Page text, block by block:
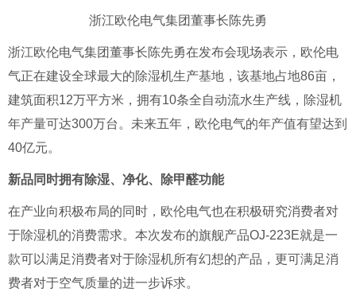
浙江欧伦电气集团董事长陈先勇
浙江欧伦电气集团董事长陈先勇在发布会现场表示，欧伦电
气正在建设全球最大的除湿机生产基地，该基地占地86亩，
建筑面积12万平方米，拥有10条全自动流水生产线，除湿机
年产量可达300万台。未来五年，欧伦电气的年产值有望达到
40亿元。
新品同时拥有除湿、净化、除甲醛功能
在产业向积极布局的同时，欧伦电气也在积极研究消费者对
于除湿机的消费需求。本次发布的旗舰产品OJ-223E就是一
款可以满足消费者对于除湿机所有幻想的产品，更可满足消
费者对于空气质量的进一步诉求。